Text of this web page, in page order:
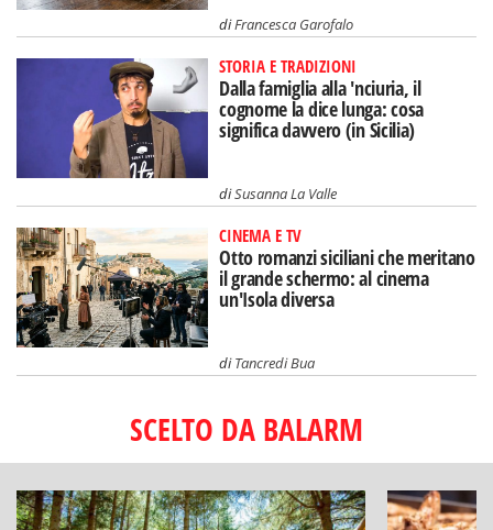
diFrancesca Garofalo
STORIA E TRADIZIONI
Dalla famiglia alla 'nciuria, il
cognome la dice lunga: cosa
significa davvero (in Sicilia)
diSusanna La Valle
CINEMA E TV
Otto romanzi siciliani che meritano
il grande schermo: al cinema
un'Isola diversa
diTancredi Bua
SCELTO DA BALARM